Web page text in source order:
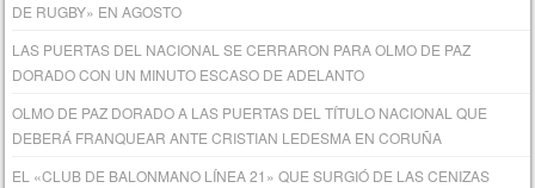
DE RUGBY» EN AGOSTO
LAS PUERTAS DEL NACIONAL SE CERRARON PARA OLMO DE PAZ
DORADO CON UN MINUTO ESCASO DE ADELANTO
OLMO DE PAZ DORADO A LAS PUERTAS DEL TÍTULO NACIONAL QUE
DEBERÁ FRANQUEAR ANTE CRISTIAN LEDESMA EN CORUÑA
EL «CLUB DE BALONMANO LÍNEA 21» QUE SURGIÓ DE LAS CENIZAS